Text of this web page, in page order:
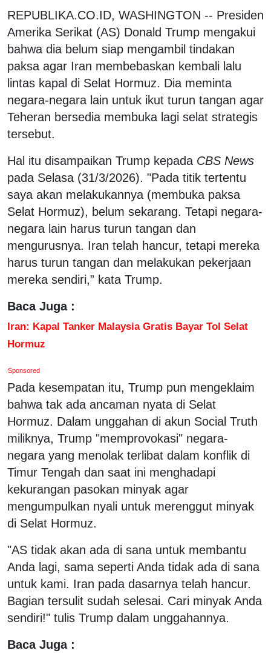
REPUBLIKA.CO.ID, WASHINGTON -- Presiden
Amerika Serikat (AS) Donald Trump mengakui
bahwa dia belum siap mengambil tindakan
paksa agar Iran membebaskan kembali lalu
lintas kapal di Selat Hormuz. Dia meminta
negara-negara lain untuk ikut turun tangan agar
Teheran bersedia membuka lagi selat strategis
tersebut.
Hal itu disampaikan Trump kepada CBS News
pada Selasa (31/3/2026). "Pada titik tertentu
saya akan melakukannya (membuka paksa
Selat Hormuz), belum sekarang. Tetapi negara-
negara lain harus turun tangan dan
mengurusnya. Iran telah hancur, tetapi mereka
harus turun tangan dan melakukan pekerjaan
mereka sendiri,” kata Trump.
Baca Juga :
Iran: Kapal Tanker Malaysia Gratis Bayar Tol Selat
Hormuz
Sponsored
Pada kesempatan itu, Trump pun mengeklaim
bahwa tak ada ancaman nyata di Selat
Hormuz. Dalam unggahan di akun Social Truth
miliknya, Trump "memprovokasi" negara-
negara yang menolak terlibat dalam konflik di
Timur Tengah dan saat ini menghadapi
kekurangan pasokan minyak agar
mengumpulkan nyali untuk merenggut minyak
di Selat Hormuz.
"AS tidak akan ada di sana untuk membantu
Anda lagi, sama seperti Anda tidak ada di sana
untuk kami. Iran pada dasarnya telah hancur.
Bagian tersulit sudah selesai. Cari minyak Anda
sendiri!" tulis Trump dalam unggahannya.
Baca Juga :